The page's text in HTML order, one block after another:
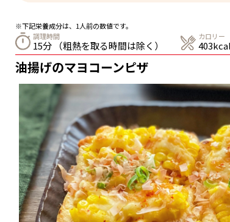
ストレート
つゆ
新鮮一番 『氷熟®
カテゴリー別
かつお節 削りぶし かつおパック 煮干 粉末
汁物レシピ
レシピ特設サイト
ヤマキかつお節の削り方 ヤマキ流だしの取り方
企業情報
※下記栄養成分は、1人前の数値です。
調理時間
15分 （粗熱を取る時間は除く）
カロリー
403kcal
油揚げのマヨコーンピザ